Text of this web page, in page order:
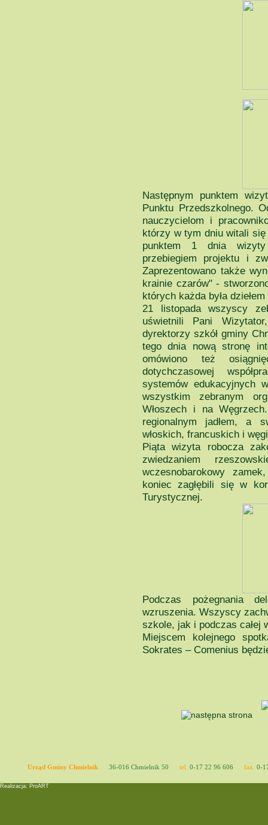
Następnym punktem
Punktu Przedszkolnego.
nauczycielom i
którzy w tym dniu witali
punktem 1 dnia wizyty
przebiegiem projektu i
Zaprezentowano także
krainie czarów" -
których każda była
21 listopada wszyscy
uświetnili Pani
dyrektorzy szkół gminy
tego dnia nową stronę
omówiono też
dotychczasowej
systemów edukacyjnych
wszystkim zebranym
Włoszech i na
regionalnym jadłem, a
włoskich, francuskich i
Piąta wizyta robocza
zwiedzaniem
wczesnobarokowy
koniec zagłębili się w
Turystycznej.
Podczas pożegnania
wzruszenia. Wszyscy
szkole, jak i podczas całej
Miejscem kolejnego
Sokrates – Comenius
Urząd Gminy Chmielnik 36-016 Chmielnik 50 tel. 0-17 22 96 606 fax. 0-
Realizacja: ProART